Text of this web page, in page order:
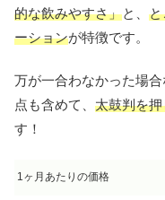
的な飲みやすさ」と、 と
ーションが特徴です。
万が一合わなかった場
点も含めて、 太鼓判を
す！
1ヶ月あたりの価格